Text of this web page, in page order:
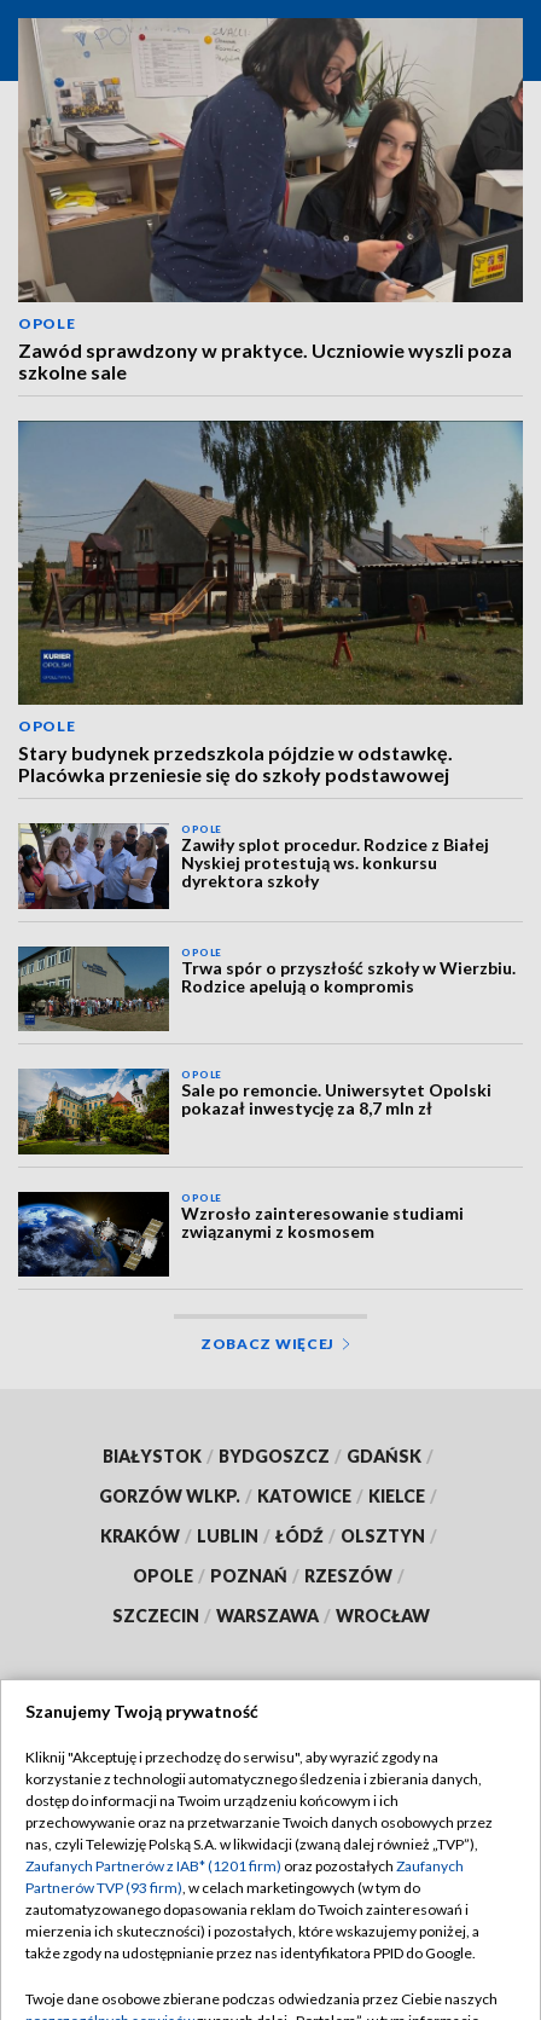
OPOLE
Zawód sprawdzony w praktyce. Uczniowie wyszli poza
szkolne sale
OPOLE
Stary budynek przedszkola pójdzie w odstawkę.
Placówka przeniesie się do szkoły podstawowej
OPOLE
Zawiły splot procedur. Rodzice z Białej
Nyskiej protestują ws. konkursu
dyrektora szkoły
OPOLE
Trwa spór o przyszłość szkoły w Wierzbiu.
Rodzice apelują o kompromis
OPOLE
Sale po remoncie. Uniwersytet Opolski
pokazał inwestycję za 8,7 mln zł
OPOLE
Wzrosło zainteresowanie studiami
związanymi z kosmosem
ZOBACZ WIĘCEJ
BIAŁYSTOK / BYDGOSZCZ / GDAŃSK /
GORZÓW WLKP. / KATOWICE / KIELCE /
KRAKÓW / LUBLIN / ŁÓDŹ / OLSZTYN /
OPOLE / POZNAŃ / RZESZÓW /
SZCZECIN / WARSZAWA / WROCŁAW
TVP
Abonament TVP
Emisja w TVP
Centrum informacji TVP
Naziemna Telewizja Cyfrowa
Regulamin TVP
Polityka prywatności
Moje zgody
Pomoc
Szanujemy Twoją prywatność
Kliknij "Akceptuję i przechodzę do serwisu", aby wyrazić zgody na
korzystanie z technologii automatycznego śledzenia i zbierania danych,
dostęp do informacji na Twoim urządzeniu końcowym i ich
przechowywanie oraz na przetwarzanie Twoich danych osobowych przez
nas, czyli Telewizję Polską S.A. w likwidacji (zwaną dalej również „TVP”),
Zaufanych Partnerów z IAB* (1201 firm) oraz pozostałych Zaufanych
Partnerów TVP (93 firm), w celach marketingowych (w tym do
zautomatyzowanego dopasowania reklam do Twoich zainteresowań i
mierzenia ich skuteczności) i pozostałych, które wskazujemy poniżej, a
także zgody na udostępnianie przez nas identyfikatora PPID do Google.
Twoje dane osobowe zbierane podczas odwiedzania przez Ciebie naszych